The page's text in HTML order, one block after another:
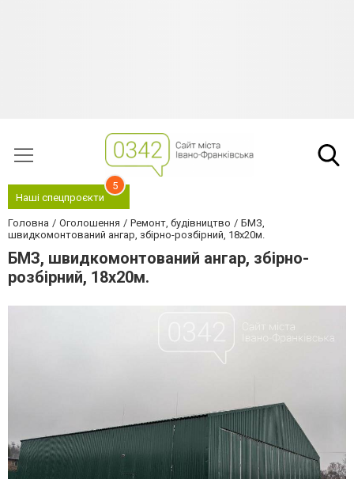
Наші спецпроєкти
5
Головна Оголошення Ремонт, будівництво
БМЗ,
швидкомонтований ангар, збірно-розбірний, 18х20м.
БМЗ, швидкомонтований ангар, збірно-
розбірний, 18х20м.